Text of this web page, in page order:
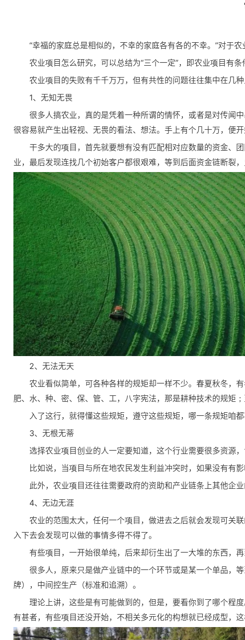
“幸福的家庭总是相似的，不幸的家庭各有各的不幸。”对于
农业项目怎么研究，可以总结为“三个一定”，即农业项目有
农业项目的失败有千千万万，但有共性的问题往往集中在几
1、无知无畏
很多人搞农业，真的是凭着一种所谓的情怀，或者是对传闻
很容易就产生出轻视、无畏的看法、想法。手上有个几十万，便
干多大的项目，首先就要想有没有匹配相对应数量的资金、
业，最后发现连找几个初始客户都很艰难，等到后面资金链断裂，
2、无法无天
农业看似简单，可各种各样的规矩却一样不少。春夏秋冬，
肥、水、种、密、保、管、工，八字宪法，那是耕种技术的规矩
入了这行，就得懂这些规矩，遵守这些规矩，哪一条规矩咱
3、无根无蒂
选择农业项目创业的人一定要知道，这个行业需要很多资源
比如说，当项目与所在地农民发生利益冲突时，如果没有有
此外，农业项目还往往需要政府的资助和产业链条上其他企
4、无边无涯
农业的范围太大，任何一个项目，做进去之后就会发现可关
入下去会发现可以做的事情多得不得了。
有些项目，一开始很单纯，后来却衍生出了一大堆的东西，
很多人，原来只是做产业链中的一个环节或是某一个单品，
牌），中间控生产（标准和追溯）。
理论上讲，这些是有可能做到的，但是，要看你到了哪个程
有甚者，有些项目还没开始，不相关多元化的构想就已经成型，